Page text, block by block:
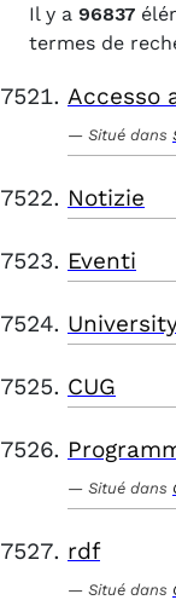
Il y a 96837
termes de
Accesso
Situé dans
Notizie
Eventi
CUG
Situé dans
rdf
Situé dans